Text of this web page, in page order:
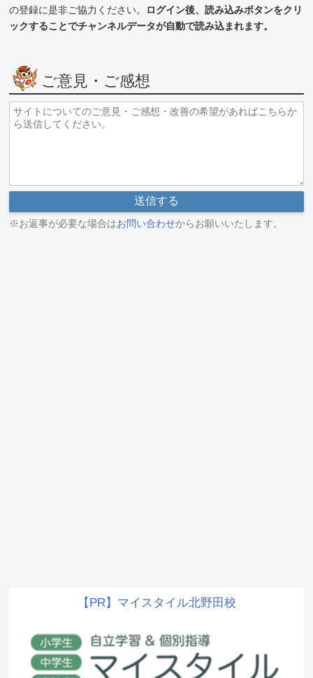
の登録に是非ご協力ください。 ログイン後、読み込みボタンをクリ
ックすることでチャンネルデータが自動で読み込まれます。
ご意見・ご感想
※お返事が必要な場合はお問い合わせからお願いいたします。
【PR】マイスタイル北野田校